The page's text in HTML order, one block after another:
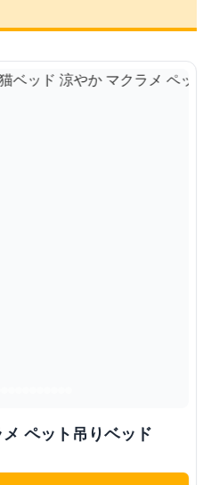
ペット吊りベッド